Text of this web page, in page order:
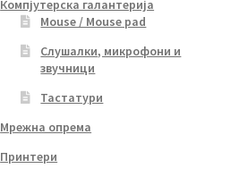
Компјутерска галантерија
Mouse / Mouse pad
Слушалки, микрофони и
звучници
Тастатури
Мрежна опрема
Принтери